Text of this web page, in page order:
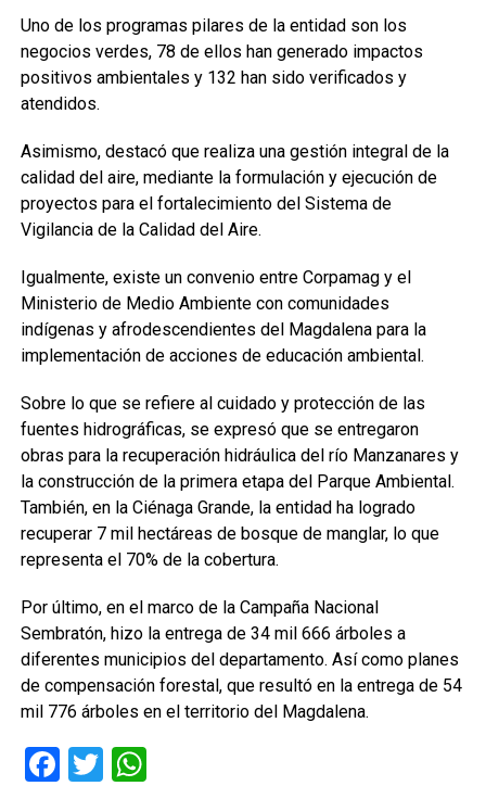
Uno de los programas pilares de la entidad son los
negocios verdes, 78 de ellos han generado impactos
positivos ambientales y 132 han sido verificados y
atendidos.
Asimismo, destacó que realiza una gestión integral de la
calidad del aire, mediante la formulación y ejecución de
proyectos para el fortalecimiento del Sistema de
Vigilancia de la Calidad del Aire.
Igualmente, existe un convenio entre Corpamag y el
Ministerio de Medio Ambiente con comunidades
indígenas y afrodescendientes del Magdalena para la
implementación de acciones de educación ambiental.
Sobre lo que se refiere al cuidado y protección de las
fuentes hidrográficas, se expresó que se entregaron
obras para la recuperación hidráulica del río Manzanares y
la construcción de la primera etapa del Parque Ambiental.
También, en la Ciénaga Grande, la entidad ha logrado
recuperar 7 mil hectáreas de bosque de manglar, lo que
representa el 70% de la cobertura.
Por último, en el marco de la Campaña Nacional
Sembratón, hizo la entrega de 34 mil 666 árboles a
diferentes municipios del departamento. Así como planes
de compensación forestal, que resultó en la entrega de 54
mil 776 árboles en el territorio del Magdalena.
Facebook
TwitterWhatsApp